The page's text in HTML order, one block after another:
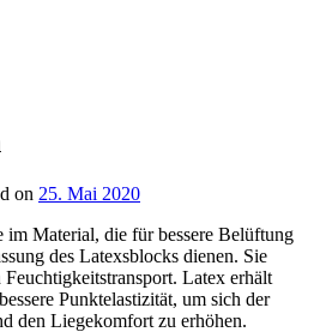
on 25. Mai 2020
im Material, die für bessere Belüftung
des Latexsblocks dienen. Sie
Feuchtigkeitstransport. Latex erhält
Punktelastizität, um sich der
den Liegekomfort zu erhöhen.